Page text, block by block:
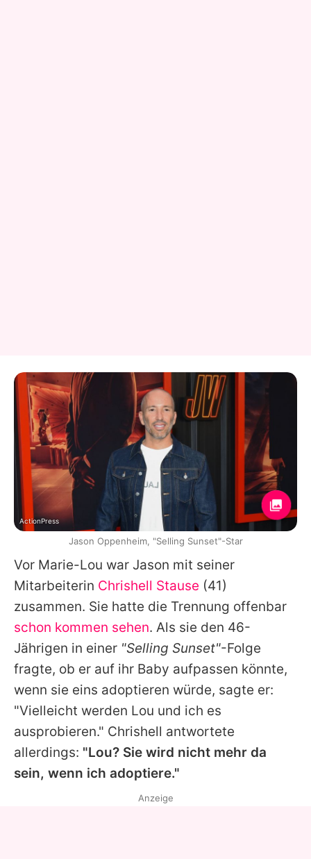
Vor Marie-Lou war Jason mit seiner
Mitarbeiterin Chrishell Stause (41)
zusammen. Sie hatte die Trennung offenbar
schon kommen sehen. Als sie den 46-
Jährigen in einer "Selling Sunset"-Folge
fragte, ob er auf ihr Baby aufpassen könnte,
wenn sie eins adoptieren würde, sagte er:
"Vielleicht werden Lou und ich es
ausprobieren." Chrishell antwortete
allerdings: "Lou? Sie wird nicht mehr da
sein, wenn ich adoptiere."
ActionPress
Jason Oppenheim, "Selling Sunset"-Star
Anzeige